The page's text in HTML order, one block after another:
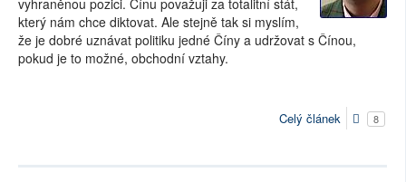
vyhraněnou pozici. Čínu považuji za totalitní stát,
který nám chce diktovat. Ale stejně tak si myslím,
že je dobré uznávat politiku jedné Číny a udržovat s Čínou,
pokud je to možné, obchodní vztahy.
Celý článek 8